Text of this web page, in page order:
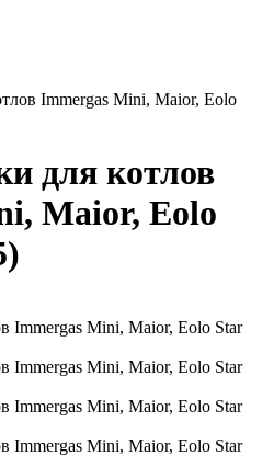
Immergas Mini, Maior, Eolo
для котлов
Maior, Eolo